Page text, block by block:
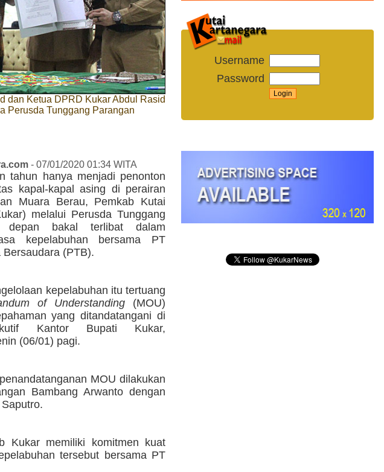
dan Ketua DPRD Kukar Abdul Rasid
Perusda Tunggang Parangan
- 07/01/2020 01:34 WITA
tahun hanya menjadi penonton
kapal-kapal asing di perairan
Muara Berau, Pemkab Kutai
melalui Perusda Tunggang
depan bakal terlibat dalam
kepelabuhan bersama PT
Bersaudara (PTB).
kepelabuhan itu tertuang
of Understanding (MOU)
yang ditandatangani di
Kantor Bupati Kukar,
(06/01) pagi.
MOU dilakukan
Bambang Arwanto dengan
Kukar memiliki komitmen kuat
tersebut bersama PT
Username
Password